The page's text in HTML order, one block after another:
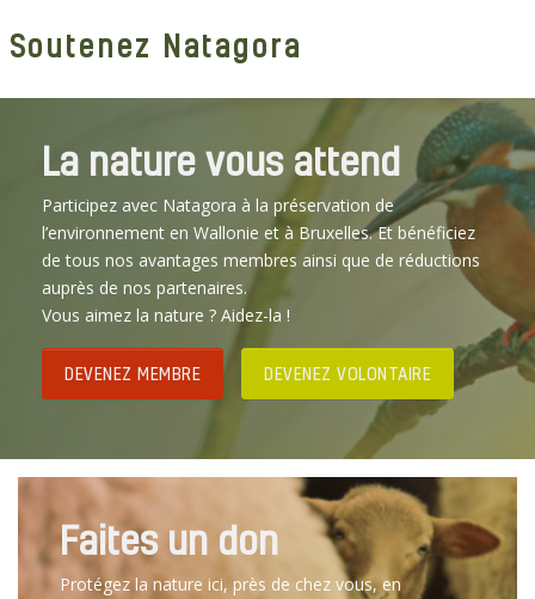
Soutenez Natagora
La nature vous attend
Participez avec Natagora à la préservation de
l’environnement en Wallonie et à Bruxelles. Et bénéficiez
de tous nos avantages membres ainsi que de réductions
auprès de nos partenaires.
Vous aimez la nature ? Aidez-la !
DEVENEZ MEMBRE DEVENEZ VOLONTAIRE
Faites un don
Protégez la nature ici, près de chez vous, en